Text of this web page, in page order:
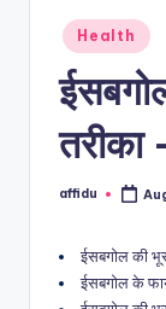
Posted
in
Health
Posted
affidu
ईसबगोल की
ईसबगोल के